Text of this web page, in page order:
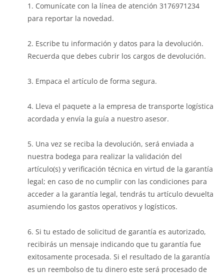
Comunícate con la línea de atención 3176971234
para reportar la novedad.
Escribe tu información y datos para la devolución.
Recuerda que debes cubrir los cargos de devolución.
Empaca el artículo de forma segura.
Lleva el paquete a la empresa de transporte logística
acordada y envía la guía a nuestro asesor.
Una vez se reciba la devolución, será enviada a
nuestra bodega para realizar la validación del
artículo(s) y verificación técnica en virtud de la garantía
legal; en caso de no cumplir con las condiciones para
acceder a la garantía legal, tendrás tu artículo devuelta
asumiendo los gastos operativos y logísticos.
Si tu estado de solicitud de garantía es autorizado,
recibirás un mensaje indicando que tu garantía fue
exitosamente procesada. Si el resultado de la garantía
es un reembolso de tu dinero este será procesado de